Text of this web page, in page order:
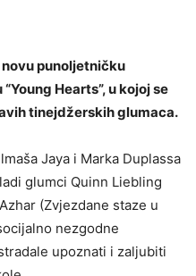
punoljetničku
Hearts”, u kojoj se
tinejdžerskih glumaca.
Jaya i Marka Duplassa
glumci Quinn Liebling
(Zvjezdane staze u
nezgodne
upoznati i zaljubiti